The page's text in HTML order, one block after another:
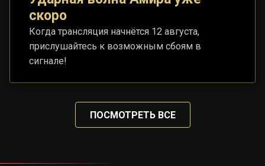
скоро
Когда трансляция начнётся 12 августа,
прислушайтесь к возможным сбоям в
сигнале!
ПОСМОТРЕТЬ ВСЕ